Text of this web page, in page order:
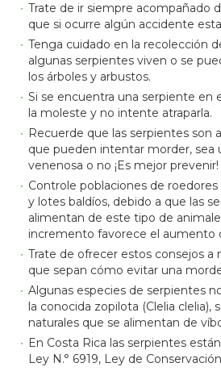
Trate de ir siempre acompañado
que si ocurre algún accidente
Tenga cuidado en la recolección
algunas serpientes viven o se
los árboles y arbustos.
Si se encuentra una serpiente en
la moleste y no intente atraparla.
Recuerde que las serpientes son
que pueden intentar morder, sea
venenosa o no ¡Es mejor prevenir!
Controle poblaciones de
y lotes baldíos, debido a que las
alimentan de este tipo de
incremento favorece el aumento
Trate de ofrecer estos consejos a
que sepan cómo evitar una
Algunas especies de serpientes
la conocida zopilota (Clelia clelia),
naturales que se alimentan de
En Costa Rica las serpientes
Ley N.° 6919, Ley de